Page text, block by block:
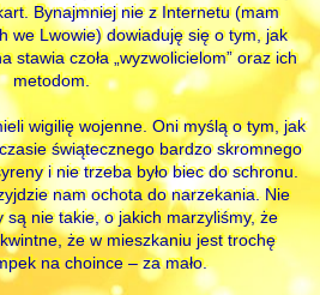
Bynajmniej nie z Internetu (mam
we Lwowie) dowiaduję się o tym, jak
stawia czoła „wyzwolicielom” oraz ich
metodom.
wigilię wojenne. Oni myślą o tym, jak
świątecznego bardzo skromnego
i nie trzeba było biec do schronu.
nam ochota do narzekania. Nie
są nie takie, o jakich marzyliśmy, że
że w mieszkaniu jest trochę
na choince – za mało.